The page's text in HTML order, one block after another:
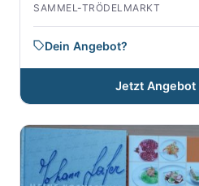
SAMMEL-TRÖDELMARKT
Dein Angebot?
Jetzt Angebot